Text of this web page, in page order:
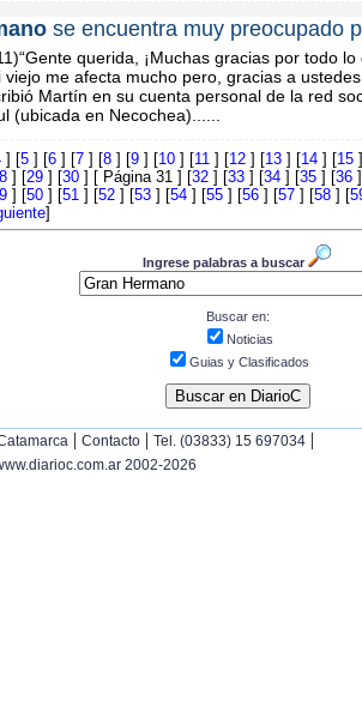
se encuentra muy preocupado
querida, ¡Muchas gracias por todo
me afecta mucho pero, gracias a
Martín en su cuenta personal de la red
(ubicada en Necochea)......
] [5 ] [6 ] [7 ] [8 ] [9 ] [10 ] [11 ] [12 ] [13 ] [14 ] [15
] [29 ] [30 ] [ Página 31 ] [32 ] [33 ] [34 ] [35 ] [36
] [50 ] [51 ] [52 ] [53 ] [54 ] [55 ] [56 ] [57 ] [58 ] [
]
Ingrese palabras a buscar
Buscar en:
Noticias
Guias y Clasificados
| Contacto | Tel. (03833) 15 697034 |
2002-2026